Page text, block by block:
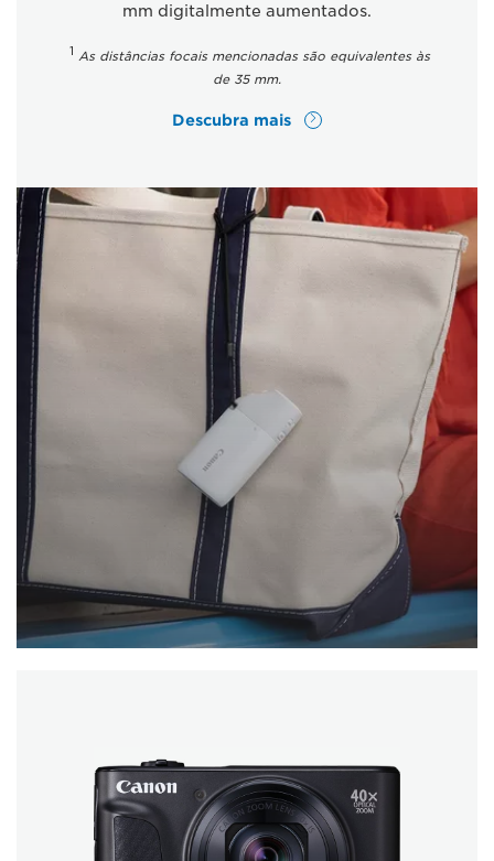
mm digitalmente aumentados.
1 As distâncias focais mencionadas são equivalentes às
de 35 mm.
Descubra mais